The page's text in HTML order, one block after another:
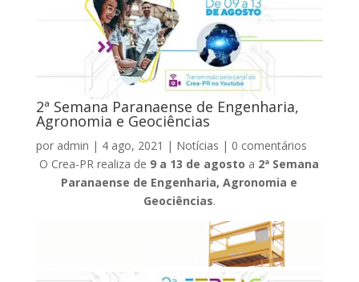
2ª Semana Paranaense de Engenharia,
Agronomia e Geociências
por admin | 4 ago, 2021 | Notícias | 0 comentários
O Crea-PR realiza de 9 a 13 de agosto a 2ª Semana
Paranaense de Engenharia, Agronomia e
Geociências.